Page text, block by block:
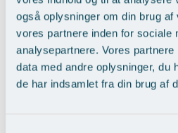
også oplysninger om din brug
vores partnere inden for sociale
analysepartnere. Vores
data med andre oplysninger, du
de har indsamlet fra din brug af
Hele ansigtet
Hals og decolletage